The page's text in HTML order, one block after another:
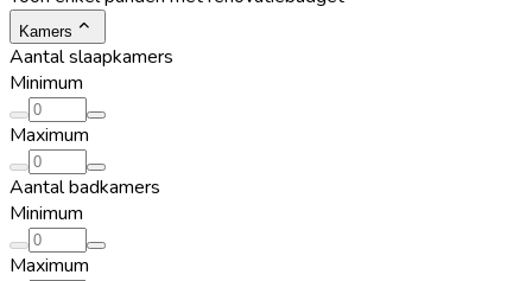
Kamers
Aantal slaapkamers
Minimum
Maximum
Aantal badkamers
Minimum
Maximum